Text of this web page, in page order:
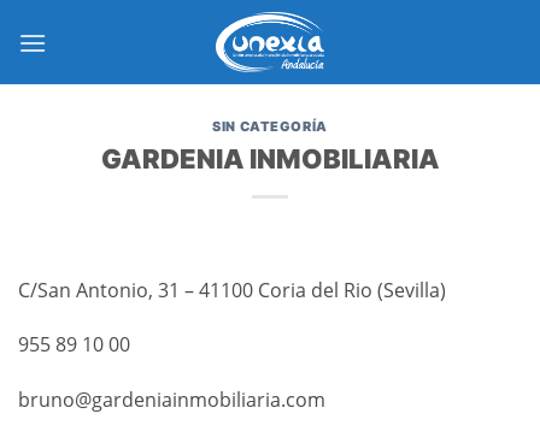
SIN CATEGORÍA
GARDENIA INMOBILIARIA
C/San Antonio, 31 – 41100 Coria del Rio (Sevilla)
955 89 10 00
bruno@gardeniainmobiliaria.com